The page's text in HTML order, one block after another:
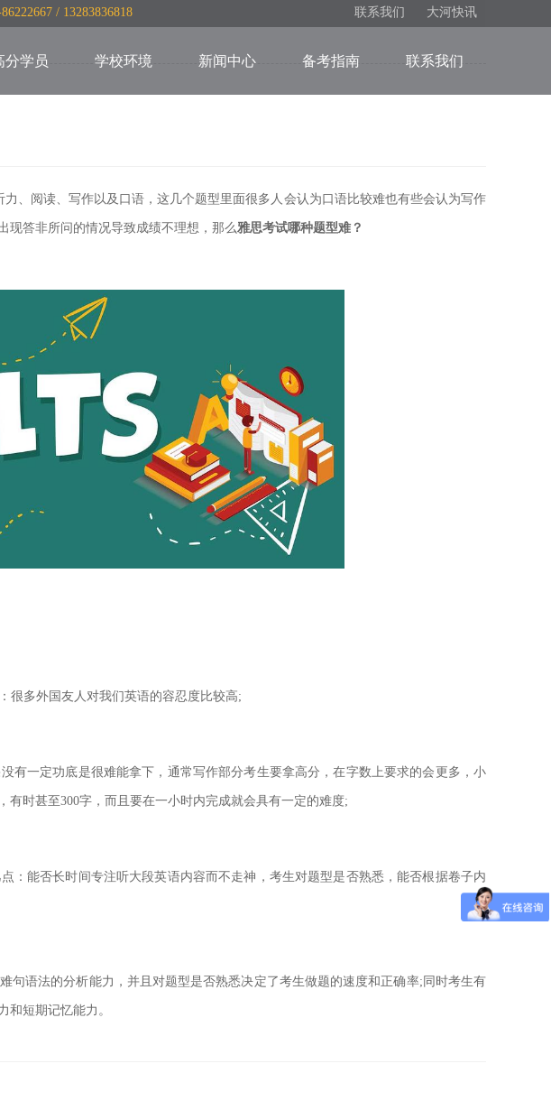
/ 13283836818 联系我们 大河快讯
分学员 学校环境 新闻中心 备考指南 联系我们
、阅读、写作以及口语，这几个题型里面很多人会认为口语比较难也有些会认为写作
现答非所问的情况导致成绩不理想，那么雅思考试哪种题型难？
很多外国友人对我们英语的容忍度比较高;
有一定功底是很难能拿下，通常写作部分考生要拿高分，在字数上要求的会更多，小
有时甚至300字，而且要在一小时内完成就会具有一定的难度;
：能否长时间专注听大段英语内容而不走神，考生对题型是否熟悉，能否根据卷子内
句语法的分析能力，并且对题型是否熟悉决定了考生做题的速度和正确率;同时考生有
和短期记忆能力。